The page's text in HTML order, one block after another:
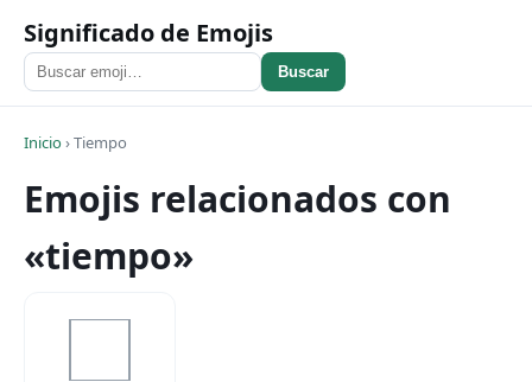
Significado de Emojis
Buscar
Inicio›Tiempo
Emojis relacionados con
«tiempo»